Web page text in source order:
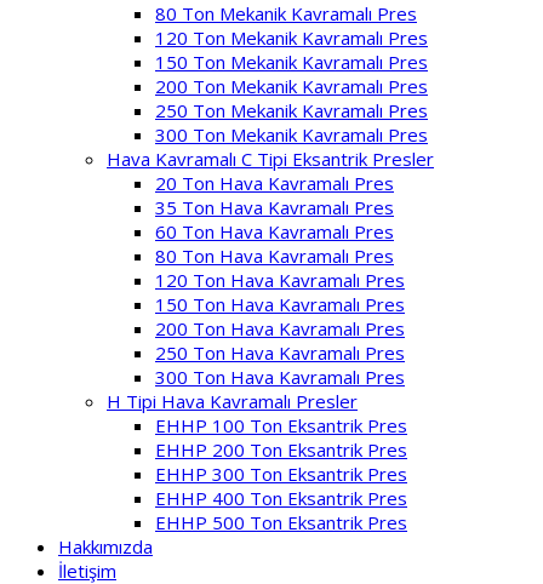
80 Ton Mekanik Kavramalı Pres
120 Ton Mekanik Kavramalı Pres
150 Ton Mekanik Kavramalı Pres
200 Ton Mekanik Kavramalı Pres
250 Ton Mekanik Kavramalı Pres
300 Ton Mekanik Kavramalı Pres
Hava Kavramalı C Tipi Eksantrik Presler
20 Ton Hava Kavramalı Pres
35 Ton Hava Kavramalı Pres
60 Ton Hava Kavramalı Pres
80 Ton Hava Kavramalı Pres
120 Ton Hava Kavramalı Pres
150 Ton Hava Kavramalı Pres
200 Ton Hava Kavramalı Pres
250 Ton Hava Kavramalı Pres
300 Ton Hava Kavramalı Pres
H Tipi Hava Kavramalı Presler
EHHP 100 Ton Eksantrik Pres
EHHP 200 Ton Eksantrik Pres
EHHP 300 Ton Eksantrik Pres
EHHP 400 Ton Eksantrik Pres
EHHP 500 Ton Eksantrik Pres
Hakkımızda
İletişim